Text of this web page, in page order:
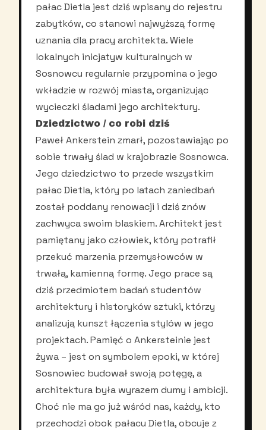
pałac Dietla jest dziś wpisany do rejestru
zabytków, co stanowi najwyższą formę
uznania dla pracy architekta. Wiele
lokalnych inicjatyw kulturalnych w
Sosnowcu regularnie przypomina o jego
wkładzie w rozwój miasta, organizując
wycieczki śladami jego architektury.
Dziedzictwo / co robi dziś
Paweł Ankerstein zmarł, pozostawiając po
sobie trwały ślad w krajobrazie Sosnowca.
Jego dziedzictwo to przede wszystkim
pałac Dietla, który po latach zaniedbań
został poddany renowacji i dziś znów
zachwyca swoim blaskiem. Architekt jest
pamiętany jako człowiek, który potrafił
przekuć marzenia przemysłowców w
trwałą, kamienną formę. Jego prace są
dziś przedmiotem badań studentów
architektury i historyków sztuki, którzy
analizują kunszt łączenia stylów w jego
projektach. Pamięć o Ankersteinie jest
żywa – jest on symbolem epoki, w której
Sosnowiec budował swoją potęgę, a
architektura była wyrazem dumy i ambicji.
Choć nie ma go już wśród nas, każdy, kto
przechodzi obok pałacu Dietla, obcuje z